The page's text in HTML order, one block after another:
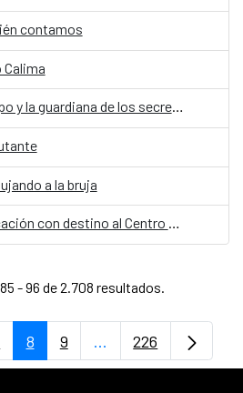
contamos
Cuento infantil: El sapo y la guardiana de los secretos
a la bruja
Servicios de comunicación con destino al Centro Cultural de España en Honduras
- 96 de 2.708 resultados.
intermedias Use TAB para
Página
8 Página
9 ...PáginasPágina
226